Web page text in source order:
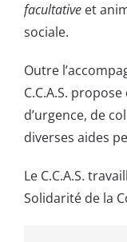
facultativeet
sociale.
Outre
C.C.A.S.
d’urgence, de
diverses aides
Le C.C.A.S.
Solidarité de la